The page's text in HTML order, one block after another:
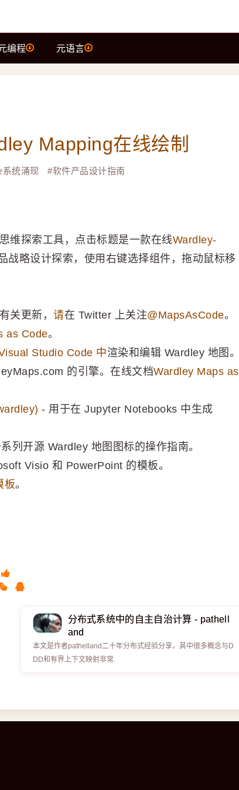
编程 元语言
Mapping在线绘制
系统涌现 #软件产品设计指南
维探索工具，点击标题是一款在线Wardley-
战略设计探索，使用右键选择组件，拖动鼠标移
关更新， 请在 Twitter 上关注@MapsAsCode。
as Code。
Studio Code 中渲染和编辑 Wardley 地图。
的引擎。在线文档Wardley Maps as
- 用于在 Jupyter Notebooks 中生成
列开源 Wardley 地图图标的操作指南。
Visio 和 PowerPoint 的模板。
板。
分布式系统中的自主自治计算 - pathell
and
本文是作者pathelland二十年分布式经验分享，其中很多概念与D
DD和有界上下文映射非常.